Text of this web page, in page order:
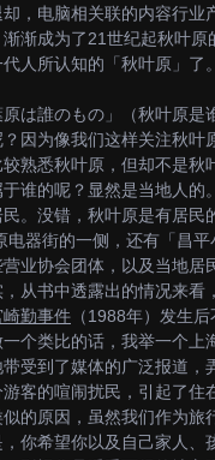
，电脑相关联的内容行
渐成为了21世纪起秋叶
人所认知的「秋叶原」了。
は誰のもの」（秋叶原是
因为像我们这样关注秋叶
熟悉秋叶原，但却不是秋
谁的呢？显然是当地人
。没错，秋叶原是有居
电器街的一侧，还有「昌
业协会团体，以及当地居
从书中透露出的情况来看
崎勤事件 （1988年）发生
个类比的话，我举一个
受到了媒体的广泛报道，
客的喧闹扰民，引起了住
的原因，虽然我们作为旅
你希望你以及自己家人